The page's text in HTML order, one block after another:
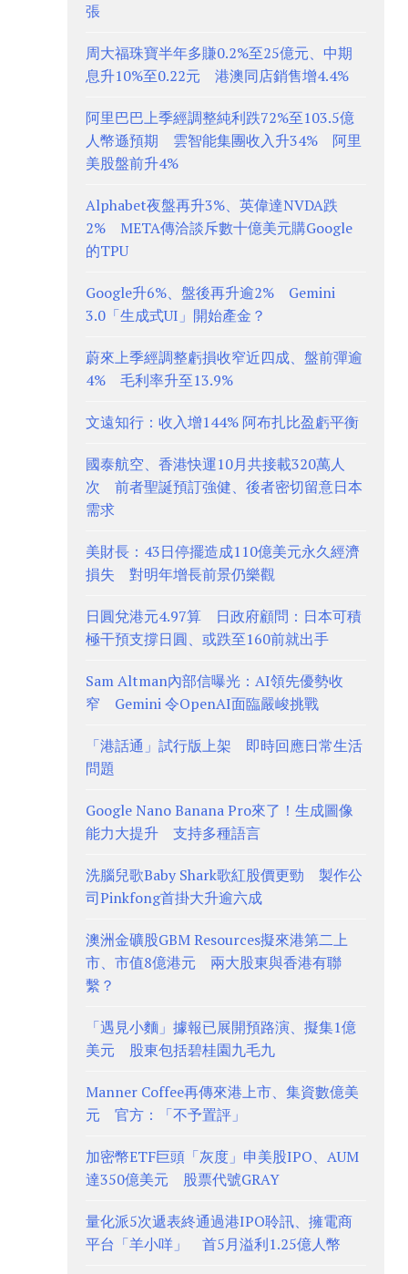
張
周大福珠寶半年多賺0.2%至25億元、中期
息升10%至0.22元 港澳同店銷售增4.4%
阿里巴巴上季經調整純利跌72%至103.5億
人幣遜預期 雲智能集團收入升34% 阿里
美股盤前升4%
Alphabet夜盤再升3%、英偉達NVDA跌
2% META傳洽談斥數十億美元購Google
的TPU
Google升6%、盤後再升逾2% Gemini
3.0「生成式UI」開始產金？
蔚來上季經調整虧損收窄近四成、盤前彈逾
4% 毛利率升至13.9%
文遠知行：收入增144% 阿布扎比盈虧平衡
國泰航空、香港快運10月共接載320萬人
次 前者聖誕預訂強健、後者密切留意日本
需求
美財長：43日停擺造成110億美元永久經濟
損失 對明年增長前景仍樂觀
日圓兌港元4.97算 日政府顧問：日本可積
極干預支撐日圓、或跌至160前就出手
Sam Altman內部信曝光：AI領先優勢收
窄 Gemini 令OpenAI面臨嚴峻挑戰
「港話通」試行版上架 即時回應日常生活
問題
Google Nano Banana Pro來了！生成圖像
能力大提升 支持多種語言
洗腦兒歌Baby Shark歌紅股價更勁 製作公
司Pinkfong首掛大升逾六成
澳洲金礦股GBM Resources擬來港第二上
市、市值8億港元 兩大股東與香港有聯
繫？
「遇見小麵」據報已展開預路演、擬集1億
美元 股東包括碧桂園九毛九
Manner Coffee再傳來港上市、集資數億美
元 官方：「不予置評」
加密幣ETF巨頭「灰度」申美股IPO、AUM
達350億美元 股票代號GRAY
量化派5次遞表終通過港IPO聆訊、擁電商
平台「羊小咩」 首5月溢利1.25億人幣